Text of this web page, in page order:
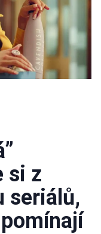
si z
seriálů,